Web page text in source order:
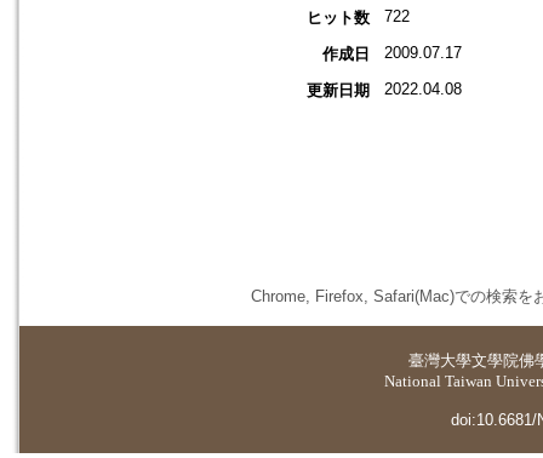
ヒット数 722
作成日 2009.07.17
更新日期 2022.04.08
Chrome, Firefox, Safari(Mac)での検索を
臺灣大學文學院佛
National Taiwan
doi:10.6681/